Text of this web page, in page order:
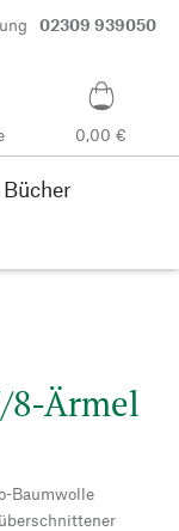
02309 939050
0,00 €
Bücher
8-Ärmel
Baumwolle